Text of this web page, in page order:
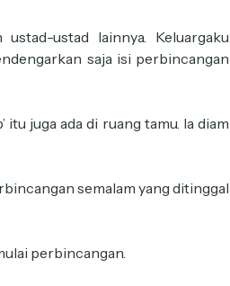
ustad lainnya. Keluargaku
saja isi perbincangan
itu juga ada di ruang tamu. Ia diam
semalam yang ditinggal
perbincangan.